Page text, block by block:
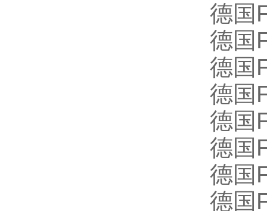
德国
德国
德国
德国
德国
德国
德国
德国